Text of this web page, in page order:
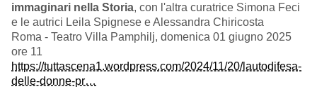
immaginari nella Storia, con l'altra curatrice Simona Feci
e le autrici Leila Spignese e Alessandra Chiricosta
Roma - Teatro Villa Pamphilj, domenica 01 giugno 2025
ore 11
https://tuttascena1.wordpress.com/2024/11/20/lautodifesa-
delle-donne-pr…